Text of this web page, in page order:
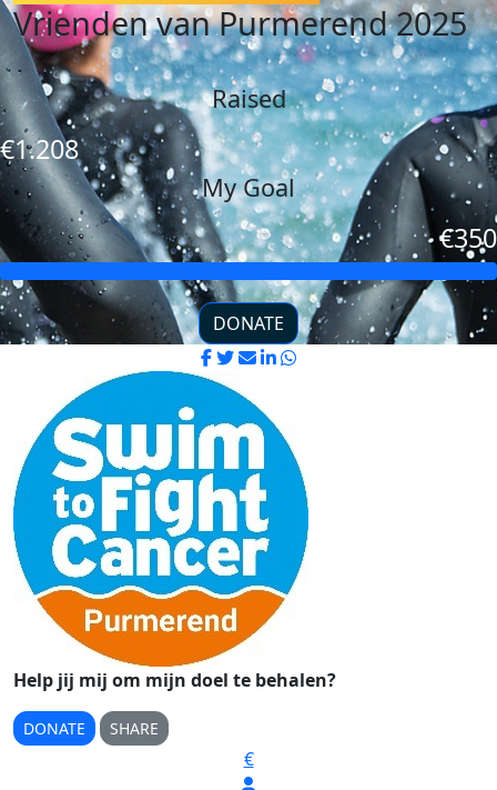
Vrienden van Purmerend 2025
Raised
€1.208
My Goal
€350
DONATE
Help jij mij om mijn doel te behalen?
DONATE SHARE
€